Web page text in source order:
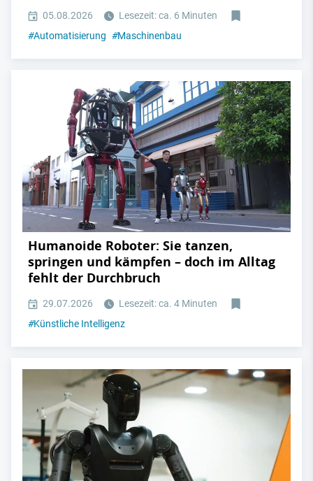
05.08.2026
Lesezeit: ca. 6 Minuten
#Automatisierung #Maschinenbau
Humanoide Roboter: Sie tanzen,
springen und kämpfen – doch im Alltag
fehlt der Durchbruch
29.07.2026
Lesezeit: ca. 4 Minuten
#Künstliche Intelligenz